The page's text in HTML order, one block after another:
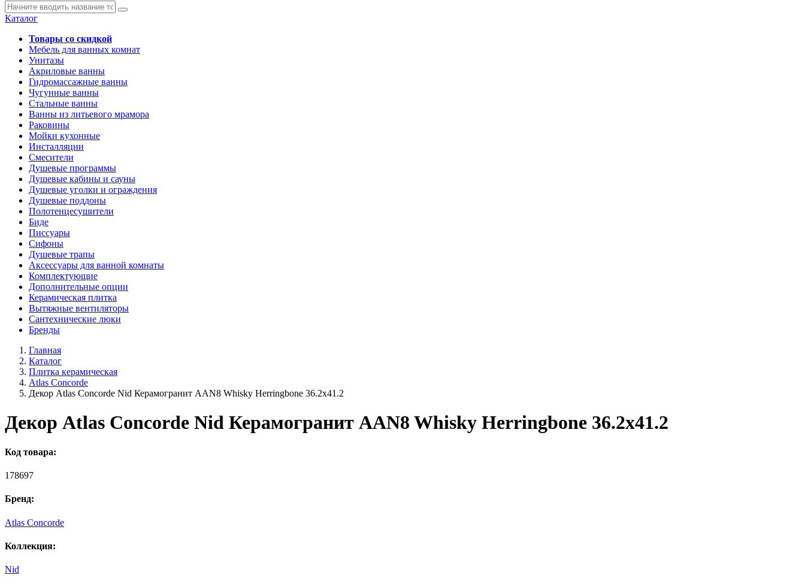
Каталог
Товары со скидкой
Мебель для ванных комнат
Унитазы
Акриловые ванны
Гидромассажные ванны
Чугунные ванны
Стальные ванны
Ванны из литьевого мрамора
Раковины
Мойки кухонные
Инсталляции
Смесители
Душевые программы
Душевые кабины и сауны
Душевые уголки и ограждения
Душевые поддоны
Полотенцесушители
Биде
Писсуары
Сифоны
Душевые трапы
Аксессуары для ванной комнаты
Комплектующие
Дополнительные опции
Керамическая плитка
Вытяжные вентиляторы
Сантехнические люки
Бренды
Главная
Каталог
Плитка керамическая
Atlas Concorde
Декор Atlas Concorde Nid Керамогранит AAN8 Whisky Herringbone 36.2x41.2
Декор Atlas Concorde Nid Керамогранит AAN8 Whisky Herringbone 36.2x41.2
Код товара:
178697
Бренд:
Atlas Concorde
Коллекция:
Nid